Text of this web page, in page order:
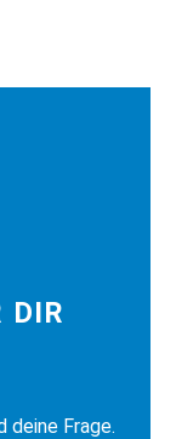
DIR
deine Frage.